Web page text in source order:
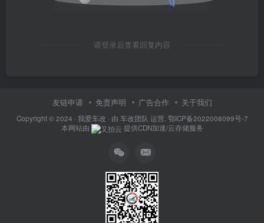
请登录后查看回复内容
友链申请 免责声明 广告合作 关于我们
Copyright © 2024 · 我爱车改 · 由 车改团队 运营. 鄂ICP备2022008099号-7
本网站由
提供CDN加速/云存储服务